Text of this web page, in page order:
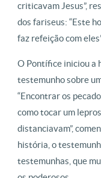
criticavam Jesus”,
dos fariseus: “Este
faz refeição com
O Pontífice iniciou a
testemunho sobre
“Encontrar os
como tocar um
distanciavam”,
história, o
testemunhas, que